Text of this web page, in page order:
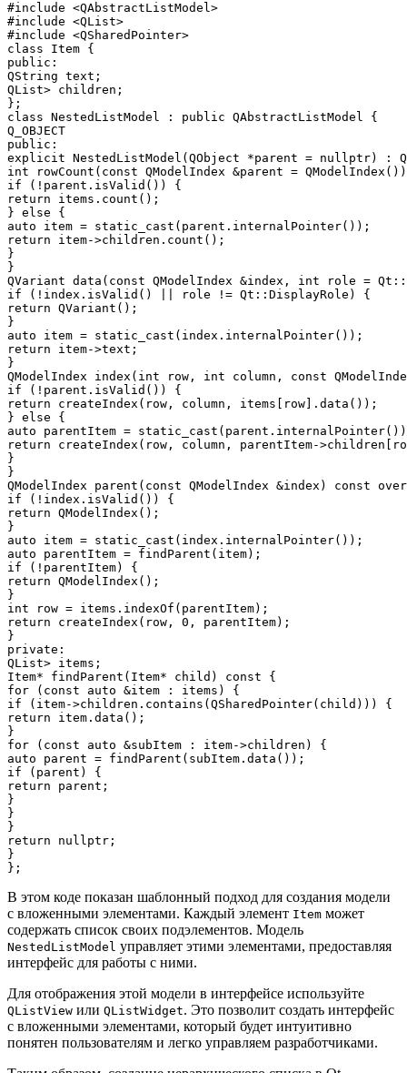
#include <QAbstractListModel>
#include <QList>
#include <QSharedPointer>
class Item {
public:
QString text;
QList> children;
};
class NestedListModel : public QAbstractListModel {
Q_OBJECT
public:
explicit NestedListModel(QObject *parent = nullptr) :
int rowCount(const QModelIndex &parent =
if (!parent.isValid()) {
return items.count();
} else {
auto item = static_cast (parent.internalPointer());
return item->children.count();
}
}
QVariant data(const QModelIndex &index, int role =
if (!index.isValid() || role != Qt::DisplayRole) {
return QVariant();
}
auto item = static_cast (index.internalPointer());
return item->text;
}
QModelIndex index(int row, int column, const
if (!parent.isValid()) {
return createIndex(row, column, items[row].data());
} else {
auto parentItem = static_cast
return createIndex(row, column, parentItem-
}
}
QModelIndex parent(const QModelIndex &index) const
if (!index.isValid()) {
return QModelIndex();
}
auto item = static_cast (index.internalPointer());
auto parentItem = findParent(item);
if (!parentItem) {
return QModelIndex();
}
int row = items.indexOf(parentItem);
return createIndex(row, 0, parentItem);
}
private:
QList> items;
Item* findParent(Item* child) const {
for (const auto &item : items) {
if (item->children.contains(QSharedPointer(child))) {
return item.data();
}
for (const auto &subItem : item->children) {
auto parent = findParent(subItem.data());
if (parent) {
return parent;
}
}
}
return nullptr;
}
В этом коде показан шаблонный подход для создания модели
с вложенными элементами. Каждый элемент Item может
содержать список своих подэлементов. Модель
NestedListModel управляет этими элементами, предоставляя
интерфейс для работы с ними.
Для отображения этой модели в интерфейсе используйте
QListView или QListWidget. Это позволит создать интерфейс
с вложенными элементами, который будет интуитивно
понятен пользователям и легко управляем разработчиками.